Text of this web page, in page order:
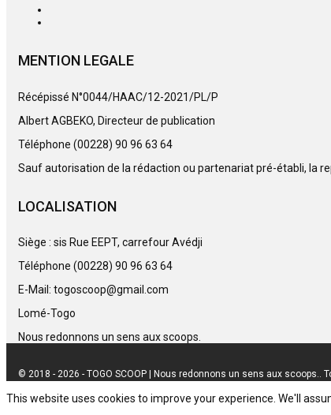
MENTION LEGALE
Récépissé N°0044/HAAC/12-2021/PL/P
Albert AGBEKO, Directeur de publication
Téléphone (00228) 90 96 63 64
Sauf autorisation de la rédaction ou partenariat pré-établi, la
LOCALISATION
Siège : sis Rue EEPT, carrefour Avédji
Téléphone (00228) 90 96 63 64
E-Mail: togoscoop@gmail.com
Lomé-Togo
Nous redonnons un sens aux scoops.
© 2018 - 2026 - TOGO SCOOP | Nous redonnons un sens aux scoops..
This website uses cookies to improve your experience. We'll